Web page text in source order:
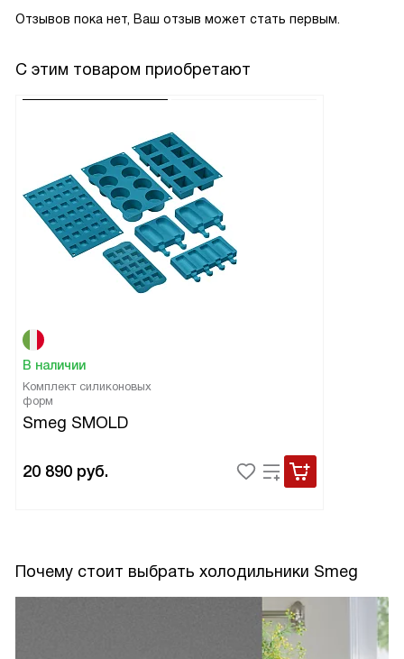
Отзывов пока нет, Ваш отзыв может стать первым.
С этим товаром приобретают
В наличии
Комплект силиконовых
форм
Smeg SMOLD
20 890 руб.
Почему стоит выбрать холодильники Smeg